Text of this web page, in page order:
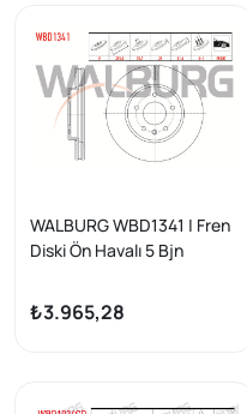
WALBURG WBD1341 | Fren
Diski Ön Havalı 5 Bjn
Chevrolet Captiva (C100)
2.0 D 2006-2012 / Opel
2.0 D 2012-2014 | 2 Adet
₺3.965,28